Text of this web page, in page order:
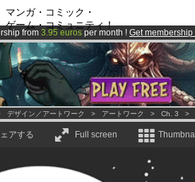
マンガ・コミック・
ゲーム・コミュニティ！
from 3.95 euros per month ! Get membership
is now LIVE!.
membersand 1000 comics & mangas!.
デザイン／アートワーク > アートワーク > Ch. 3 >
アする Full screen